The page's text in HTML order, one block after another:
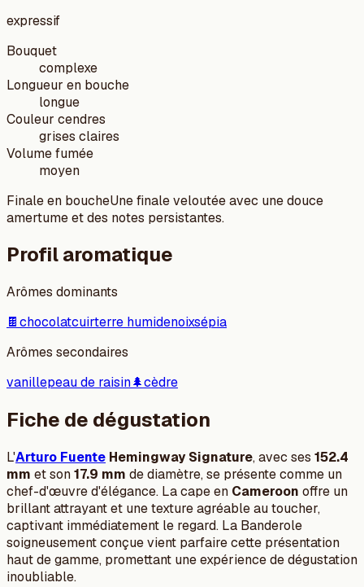
expressif
Bouquet
complexe
Longueur en bouche
longue
Couleur cendres
grises claires
Volume fumée
moyen
Finale en boucheUne finale veloutée avec une douce
amertume et des notes persistantes.
Profil aromatique
Arômes dominants
🍫chocolatcuirterre humidenoixsépia
Arômes secondaires
vanillepeau de raisin🌲cèdre
Fiche de dégustation
L'Arturo Fuente Hemingway Signature, avec ses 152.4
mm et son17.9 mm de diamètre, se présente comme un
chef-d'œuvre d'élégance. La cape en Cameroon offre un
brillant attrayant et une texture agréable au toucher,
captivant immédiatement le regard. La Banderole
soigneusement conçue vient parfaire cette présentation
haut de gamme, promettant une expérience de dégustation
inoubliable.